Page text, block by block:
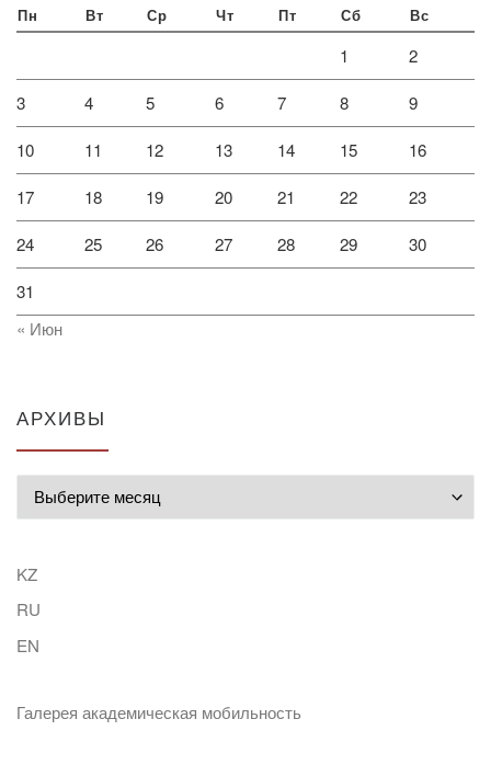
Пн Вт Ср Чт Пт Сб Вс
1 2
3 4 5 6 7 8 9
10 11 12 13 14 15 16
17 18 19 20 21 22 23
24 25 26 27 28 29 30
31
« Июн
АРХИВЫ
KZ
RU
EN
Галерея академическая мобильность